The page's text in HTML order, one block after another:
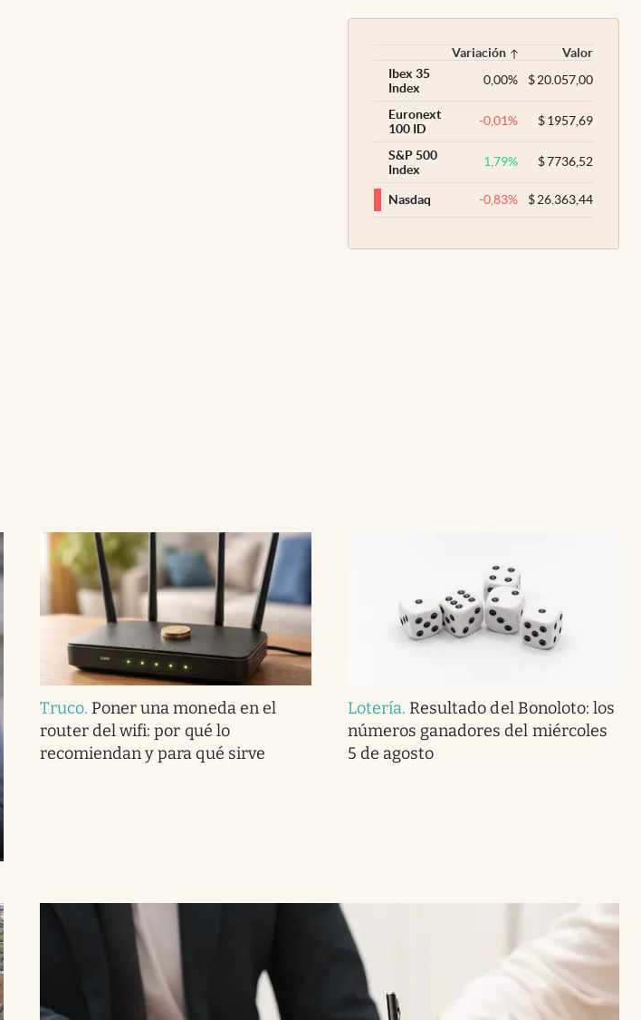
Variación
Valor
Ibex 35
Index
0,00% $20.057,00
Euronext
100 ID
-0,01% $1957,69
S&P 500
Index
1,79% $7736,52
Nasdaq -0,83% $26.363,44
Truco. Poner una moneda en el
router del wifi: por qué lo
recomiendan y para qué sirve
Lotería. Resultado del Bonoloto: los
números ganadores del miércoles
5 de agosto